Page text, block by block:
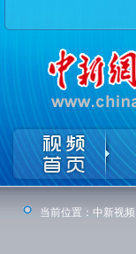
当前位置： 中新视频